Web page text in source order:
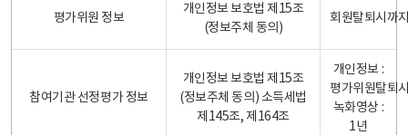
평가위원 정보
개인정보 보호법 제15조
(정보주체 동의)
회원탈퇴시까
참여기관 선정평가 정보
개인정보 보호법 제15조
(정보주체 동의) 소득세법
제145조, 제164조
개인정보 :
평가위원탈퇴
녹화영상 :
1년